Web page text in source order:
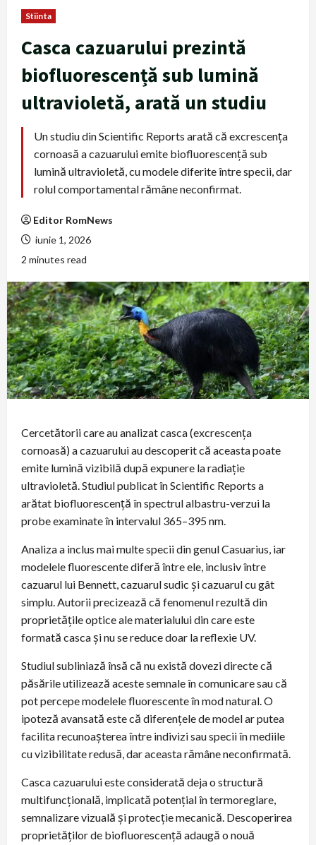
Stiinta
Casca cazuarului prezintă
biofluorescență sub lumină
ultravioletă, arată un studiu
Un studiu din Scientific Reports arată că excrescenţa
cornoasă a cazuarului emite biofluorescenţă sub
lumină ultravioletă, cu modele diferite între specii, dar
rolul comportamental rămâne neconfirmat.
Editor RomNews
iunie 1, 2026
2 minutes read
Cercetătorii care au analizat casca (excrescența
cornoasă) a cazuarului au descoperit că aceasta poate
emite lumină vizibilă după expunere la radiaţie
ultravioletă. Studiul publicat în Scientific Reports a
arătat biofluorescenţă în spectrul albastru-verzui la
probe examinate în intervalul 365–395 nm.
Analiza a inclus mai multe specii din genul Casuarius, iar
modelele fluorescente diferă între ele, inclusiv între
cazuarul lui Bennett, cazuarul sudic şi cazuarul cu gât
simplu. Autorii precizează că fenomenul rezultă din
proprietăţile optice ale materialului din care este
formată casca şi nu se reduce doar la reflexie UV.
Studiul subliniază însă că nu există dovezi directe că
păsările utilizează aceste semnale în comunicare sau că
pot percepe modelele fluorescente în mod natural. O
ipoteză avansată este că diferenţele de model ar putea
facilita recunoaşterea între indivizi sau specii în mediile
cu vizibilitate redusă, dar aceasta rămâne neconfirmată.
Casca cazuarului este considerată deja o structură
multifuncţională, implicată potenţial în termoreglare,
semnalizare vizuală şi protecţie mecanică. Descoperirea
proprietăţilor de biofluorescenţă adaugă o nouă